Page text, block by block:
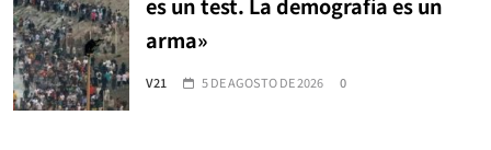
arma»
V21 5 DE AGOSTO DE 2026 0